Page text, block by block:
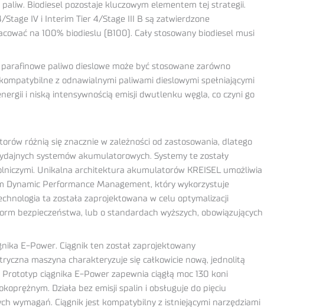
Biodiesel pozostaje kluczowym elementem tej strategii.
Stage IV i Interim Tier 4/Stage III B są zatwierdzone
na 100% biodieslu (B100). Cały stosowany biodiesel musi
paliwo dieslowe może być stosowane zarówno
z odnawialnymi paliwami dieslowymi spełniającymi
i niską intensywnością emisji dwutlenku węgla, co czyni go
różnią się znacznie w zależności od zastosowania, dlatego
systemów akumulatorowych. Systemy te zostały
Unikalna architektura akumulatorów KREISEL umożliwia
Dynamic Performance Management, który wykorzystuje
ta została zaprojektowana w celu optymalizacji
bezpieczeństwa, lub o standardach wyższych, obowiązujących
E-Power. Ciągnik ten został zaprojektowany
maszyna charakteryzuje się całkowicie nową, jednolitą
ciągnika E-Power zapewnia ciągłą moc 130 koni
Działa bez emisji spalin i obsługuje do pięciu
wymagań. Ciągnik jest kompatybilny z istniejącymi narzędziami